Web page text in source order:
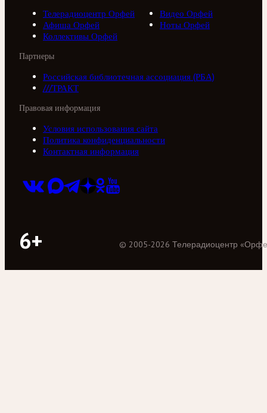
Телерадиоцентр Орфей
Видео Орфей
Афиша Орфей
Ноты Орфей
Коллективы Орфей
Партнеры
Российская библиотечная ассоциация (РБА)
///ТРАКТ
Правовая информация
Условия использования сайта
Политика конфиденциальности
Контактная информация
6+ © 2005-2026 Телерадиоцентр